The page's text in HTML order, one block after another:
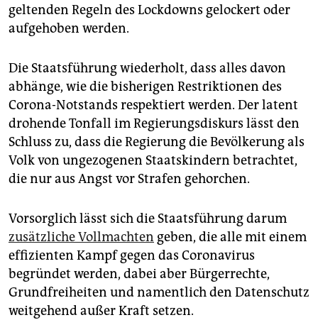
geltenden Regeln des Lockdowns gelockert oder
aufgehoben werden.
Die Staatsführung wiederholt, dass alles davon
abhänge, wie die bisherigen Restriktionen des
Corona-Notstands respektiert werden. Der latent
drohende Tonfall im Regierungsdiskurs lässt den
Schluss zu, dass die Regierung die Bevölkerung als
Volk von ungezogenen Staatskindern betrachtet,
die nur aus Angst vor Strafen gehorchen.
Vorsorglich lässt sich die Staatsführung darum
zusätzliche Vollmachten geben, die alle mit einem
effizienten Kampf gegen das Coronavirus
begründet werden, dabei aber Bürgerrechte,
Grundfreiheiten und namentlich den Datenschutz
weitgehend außer Kraft setzen.